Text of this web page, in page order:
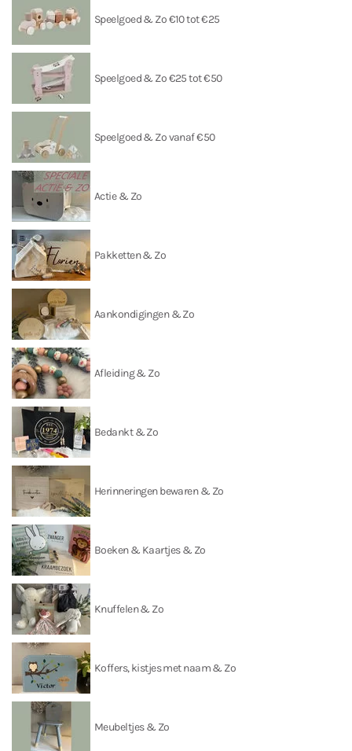
Speelgoed & Zo €10 tot €25
Speelgoed & Zo €25 tot €50
Speelgoed & Zo vanaf €50
Actie & Zo
Pakketten & Zo
Aankondigingen & Zo
Afleiding & Zo
Bedankt & Zo
Herinneringen bewaren & Zo
Boeken & Kaartjes & Zo
Knuffelen & Zo
Koffers, kistjes met naam & Zo
Meubeltjes & Zo